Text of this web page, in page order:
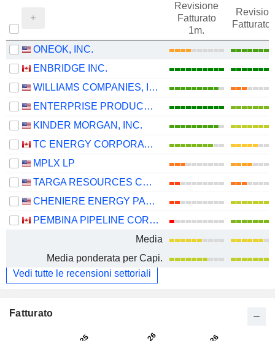
Revisione
Fatturato
1m.
Fatturato
ONEOK, INC.
ENBRIDGE INC.
WILLIAMS COMPANIES, INC.
ENTERPRISE PRODUCTS PARTNERS L.P.
KINDER MORGAN, INC.
TC ENERGY CORPORATION
MPLX LP
TARGA RESOURCES CORP.
CHENIERE ENERGY PARTNERS, L.P.
PEMBINA PIPELINE CORPORATION
Media
Media ponderata per Capi.
Vedi tutte le recensioni settoriali
Fatturato